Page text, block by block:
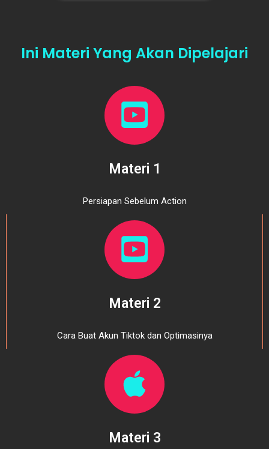
Ini Materi Yang Akan Dipelajari
Materi 1
Persiapan Sebelum Action
Materi 2
Cara Buat Akun Tiktok dan Optimasinya
Materi 3